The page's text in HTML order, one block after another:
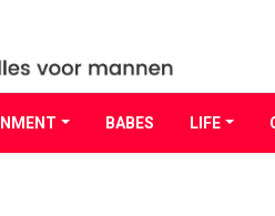
BABES LIFE